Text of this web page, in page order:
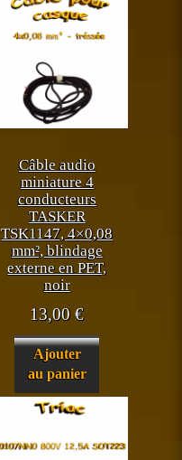
Câble audio
miniature 4
conducteurs
TASKER
TSK1147, 4×0,08
mm², blindage
externe en PET,
noir
13,00€
Ajouter
au panier